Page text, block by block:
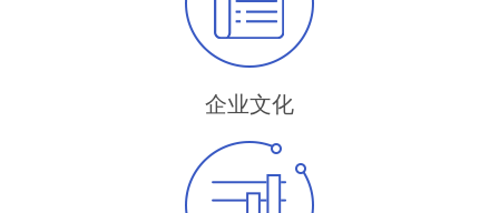
企业文化